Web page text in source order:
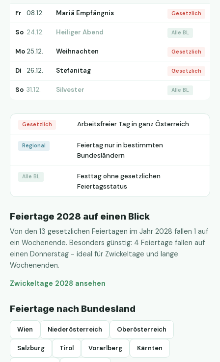
Fr 08.12. Mariä Empfängnis Gesetzlich
So 24.12. Heiliger Abend Alle BL
Mo 25.12. Weihnachten Gesetzlich
Di 26.12. Stefanitag Gesetzlich
So 31.12. Silvester Alle BL
Gesetzlich Arbeitsfreier Tag in ganz Österreich
Regional
Feiertag nur in bestimmten
Bundesländern
Alle BL
Festtag ohne gesetzlichen
Feiertagsstatus
Feiertage 2028 auf einen Blick
Von den 13 gesetzlichen Feiertagen im Jahr 2028 fallen 1 auf
ein Wochenende. Besonders günstig: 4 Feiertage fallen auf
einen Donnerstag - ideal für Zwickeltage und lange
Wochenenden.
Zwickeltage 2028 ansehen
Feiertage nach Bundesland
Wien Niederösterreich Oberösterreich
Salzburg Tirol Vorarlberg Kärnten